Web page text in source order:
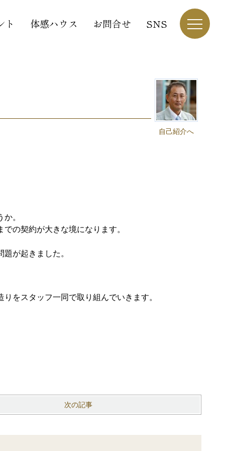
ト 体感ハウス お問合せ SNS
自己紹介へ
。
の契約が大きな境になります。
が起きました。
をスタッフ一同で取り組んでいきます。
次の記事